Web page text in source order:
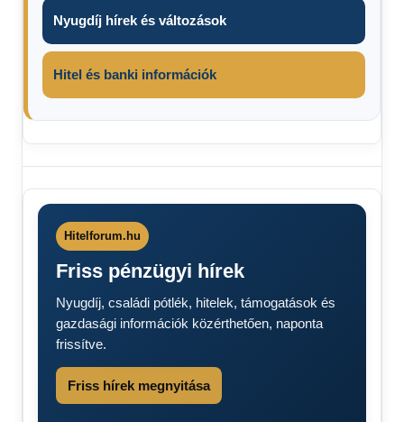
Nyugdíj hírek és változások
Hitel és banki információk
Hitelforum.hu
Friss pénzügyi hírek
Nyugdíj, családi pótlék, hitelek, támogatások és
gazdasági információk közérthetően, naponta
frissítve.
Friss hírek megnyitása